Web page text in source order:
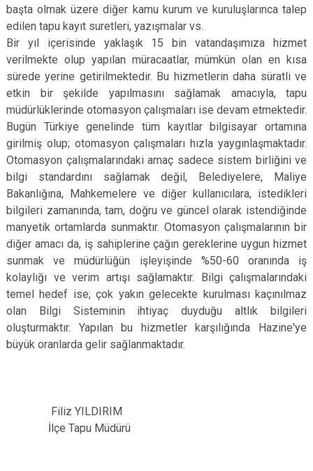
başta olmak üzere diğer kamu kurum ve kuruluşlarınca talep
edilen tapu kayıt suretleri, yazışmalar vs.
Bir yıl içerisinde yaklaşık 15 bin vatandaşımıza hizmet
verilmekte olup yapılan müracaatlar, mümkün olan en kısa
sürede yerine getirilmektedir. Bu hizmetlerin daha süratli ve
etkin bir şekilde yapılmasını sağlamak amacıyla, tapu
müdürlüklerinde otomasyon çalışmaları ise devam etmektedir.
Bugün Türkiye genelinde tüm kayıtlar bilgisayar ortamına
girilmiş olup; otomasyon çalışmaları hızla yaygınlaşmaktadır.
Otomasyon çalışmalarındaki amaç sadece sistem birliğini ve
bilgi standardını sağlamak değil, Belediyelere, Maliye
Bakanlığına, Mahkemelere ve diğer kullanıcılara, istedikleri
bilgileri zamanında, tam, doğru ve güncel olarak istendiğinde
manyetik ortamlarda sunmaktır. Otomasyon çalışmalarının bir
diğer amacı da, iş sahiplerine çağın gereklerine uygun hizmet
sunmak ve müdürlüğün işleyişinde %50-60 oranında iş
kolaylığı ve verim artışı sağlamaktır. Bilgi çalışmalarındaki
temel hedef ise; çok yakın gelecekte kurulması kaçınılmaz
olan Bilgi Sisteminin ihtiyaç duyduğu altlık bilgileri
oluşturmaktır. Yapılan bu hizmetler karşılığında Hazine'ye
büyük oranlarda gelir sağlanmaktadır.
Filiz YILDIRIM
İlçe Tapu Müdürü